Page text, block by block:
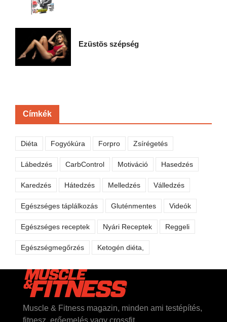
Ezüstös szépség
Címkék
Diéta Fogyókúra Forpro Zsírégetés
Lábedzés CarbControl Motiváció Hasedzés
Karedzés Hátedzés Melledzés Válledzés
Egészséges táplálkozás Gluténmentes Videók
Egészséges receptek Nyári Receptek Reggeli
Egészségmegőrzés Ketogén diéta,
Muscle & Fitness magazin, minden ami testépítés,